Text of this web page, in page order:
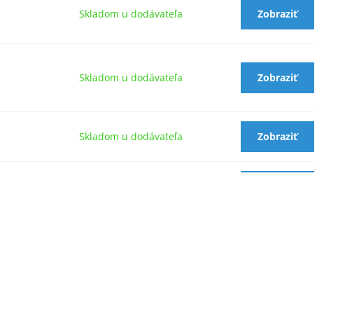
Skladom u dodávateľa Zobraziť
Skladom u dodávateľa Zobraziť
Skladom u dodávateľa Zobraziť